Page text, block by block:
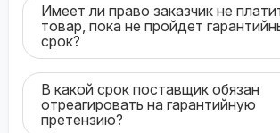
Имеет ли право заказчик не
товар, пока не пройдет
срок?
В какой срок поставщик обязан
отреагировать на гарантийную
претензию?